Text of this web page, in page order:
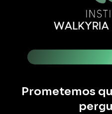
Prometemos